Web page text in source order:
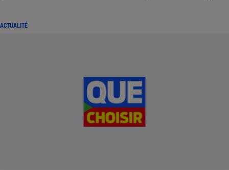
ACTUALITÉ